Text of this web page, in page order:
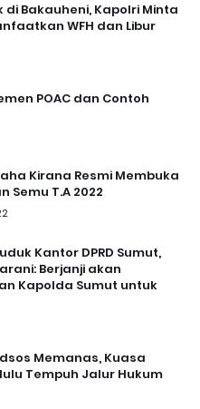
di Bakauheni, Kapolri Minta
WFH dan Libur
POAC dan Contoh
Kirana Resmi Membuka
Semu T.A 2022
Kantor DPRD Sumut,
Berjanji akan
Kapolda Sumut untuk
Memanas, Kuasa
Tempuh Jalur Hukum